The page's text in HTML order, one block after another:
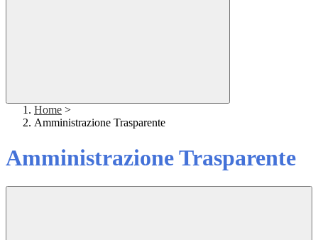
Home >
Amministrazione Trasparente
Amministrazione Trasparente